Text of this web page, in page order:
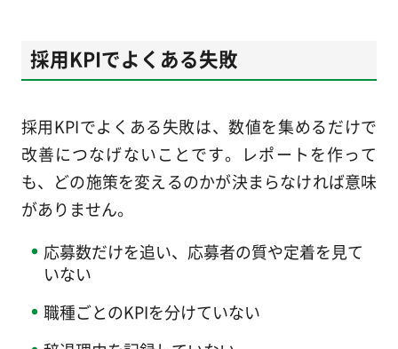
採用KPIでよくある失敗
採用KPIでよくある失敗は、数値を集めるだけで
改善につなげないことです。レポートを作って
も、どの施策を変えるのかが決まらなければ意味
がありません。
応募数だけを追い、応募者の質や定着を見て
いない
職種ごとのKPIを分けていない